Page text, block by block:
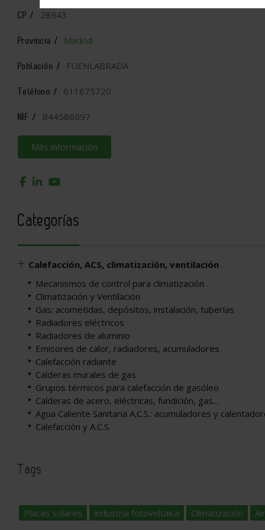
CP / 28943
Provincia / Madrid
Población / FUENLABRADA
Teléfono / 611875720
NIF / B44586097
Más información
Categorías
Calefacción, ACS, climatización, ventilación
Mecanismos de control para climatización
Climatización y Ventilación
Gas: acometidas, depósitos, instalación, tuberías
Radiadores eléctricos
Radiadores de aluminio
Emisores de calor, radiadores, acumuladores
Calefacción radiante
Calderas murales de gas
Grupos térmicos para calefacción de gasóleo
Calderas de acero, eléctricas, fundición, gas...
Agua Caliente Sanitaria A.C.S.: acumuladores y
Calefacción y A.C.S.
Tags
Placas solares industria fotovoltaica Climatización